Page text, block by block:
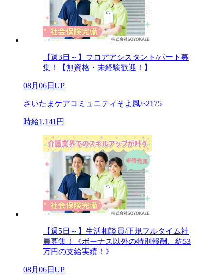
【週3日～】フロアアシスタント/パート募
集！【無資格・未経験歓迎！】
08月06日UP
さいたまケアコミュニティそよ風/32175
時給1,141円
【週5日～】生活相談員/正規フルタイム社
員募集！《ボーナス以外の特別報酬、約53
万円の支給実績！》
08月06日UP